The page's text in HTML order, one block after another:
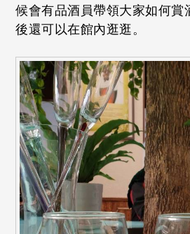
候會有品酒員帶領大家如何賞
後還可以在館內逛逛。